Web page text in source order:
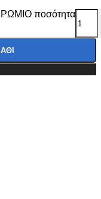
ποσότητα